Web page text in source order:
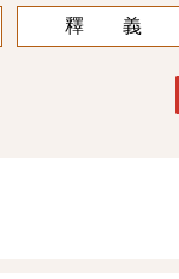
釋 義